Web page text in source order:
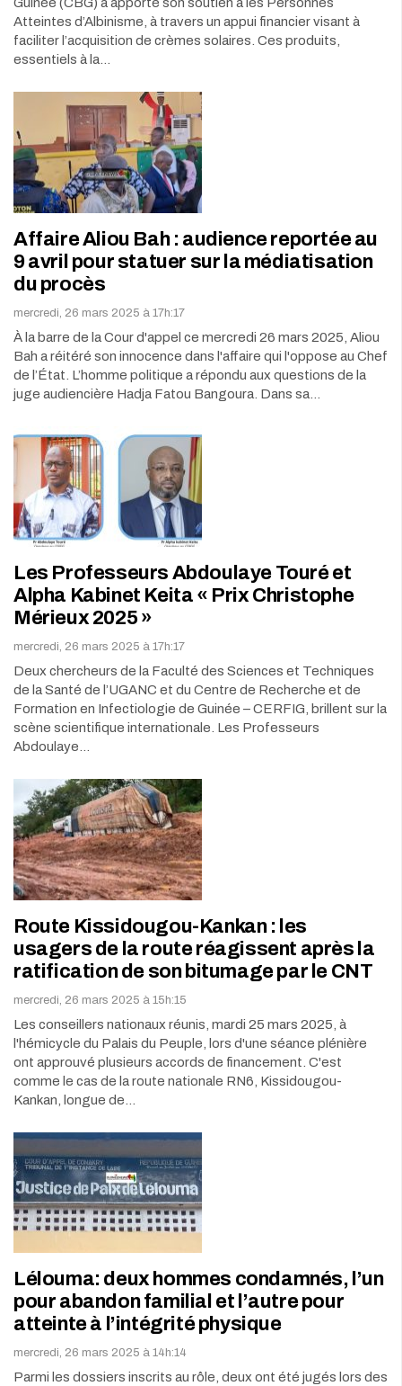
Guinée (CBG) a apporté son soutien à les Personnes
Atteintes d’Albinisme, à travers un appui financier visant à
faciliter l’acquisition de crèmes solaires. Ces produits,
essentiels à la…
Affaire Aliou Bah : audience reportée au
9 avril pour statuer sur la médiatisation
du procès
mercredi, 26 mars 2025 à 17h:17
À la barre de la Cour d'appel ce mercredi 26 mars 2025, Aliou
Bah a réitéré son innocence dans l'affaire qui l'oppose au Chef
de l’État. L’homme politique a répondu aux questions de la
juge audiencière Hadja Fatou Bangoura. Dans sa…
Les Professeurs Abdoulaye Touré et
Alpha Kabinet Keita « Prix Christophe
Mérieux 2025 »
mercredi, 26 mars 2025 à 17h:17
Deux chercheurs de la Faculté des Sciences et Techniques
de la Santé de l’UGANC et du Centre de Recherche et de
Formation en Infectiologie de Guinée – CERFIG, brillent sur la
scène scientifique internationale. Les Professeurs
Abdoulaye…
Route Kissidougou-Kankan : les
usagers de la route réagissent après la
ratification de son bitumage par le CNT
mercredi, 26 mars 2025 à 15h:15
Les conseillers nationaux réunis, mardi 25 mars 2025, à
l'hémicycle du Palais du Peuple, lors d'une séance plénière
ont approuvé plusieurs accords de financement. C'est
comme le cas de la route nationale RN6, Kissidougou-
Kankan, longue de…
Lélouma: deux hommes condamnés, l’un
pour abandon familial et l’autre pour
atteinte à l’intégrité physique
mercredi, 26 mars 2025 à 14h:14
Parmi les dossiers inscrits au rôle, deux ont été jugés lors des